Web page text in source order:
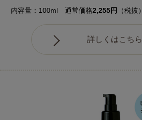
内容量：100ml 通常価格2,255円 （税抜）
詳しくはこちら